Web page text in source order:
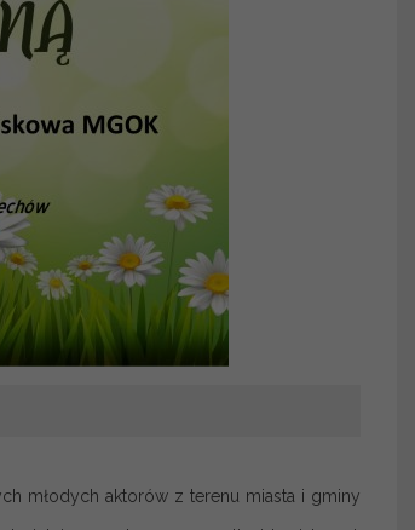
młodych aktorów z terenu miasta i gminy